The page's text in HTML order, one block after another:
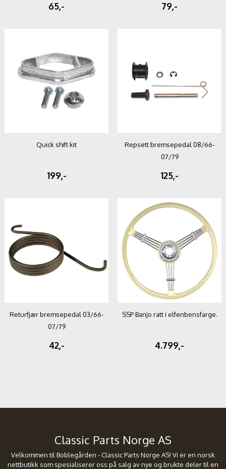
65,- 79,-
Quick shift kit
199,-
Repsett bremsepedal 08/66-
07/79
125,-
Returfjær bremsepedal 03/66-
07/79
42,-
SSP Banjo ratt i elfenbensfarge.
4.799,-
Classic Parts Norge AS
Velkommen til Boblegården - Classic Parts Norge AS! Vi er en norsk
nettbutikk som spesialiserer oss på salg av nye og brukte deler til en